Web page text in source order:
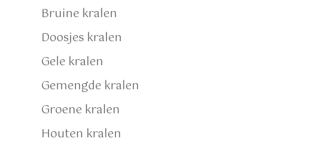
Bruine kralen
Doosjes kralen
Gele kralen
Gemengde kralen
Groene kralen
Houten kralen